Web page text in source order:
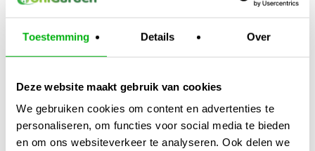
Toestemming Details Over
Deze website maakt gebruik van cookies
We gebruiken cookies om content en advertenties te
personaliseren, om functies voor social media te bieden
en om ons websiteverkeer te analyseren. Ook delen we
Igloo Marine
Ultra Wit
€74,95-
€74,95
tot
€189,95